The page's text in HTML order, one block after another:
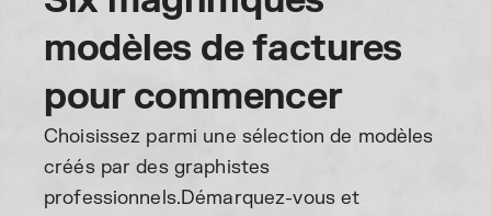
modèles de factures
pour commencer
Choisissez parmi une sélection de modèles
créés par des graphistes
professionnels.Démarquez-vous et